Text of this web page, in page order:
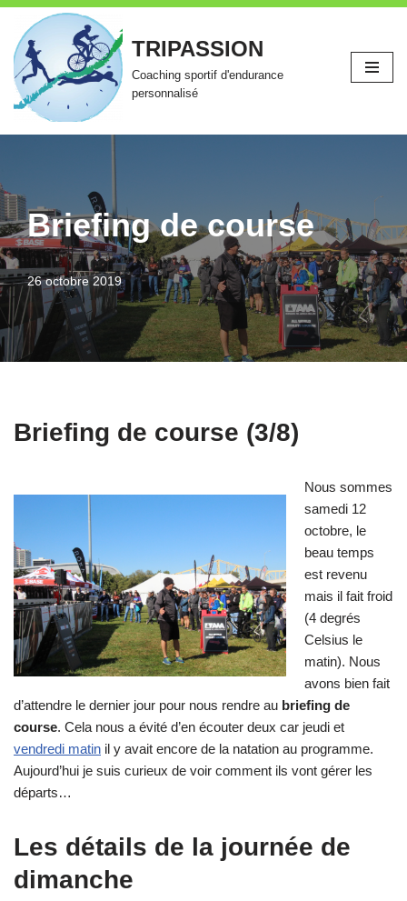
Aller
au
contenu
TRIPASSION
Coaching sportif d'endurance
personnalisé
Briefing de course
26 octobre 2019
Briefing de course (3/8)
Nous sommes
samedi 12
octobre, le
beau temps
est revenu
mais il fait froid
(4 degrés
Celsius le
matin). Nous
avons bien fait
d’attendre le dernier jour pour nous rendre au briefing de
course. Cela nous a évité d’en écouter deux car jeudi et
vendredi matin il y avait encore de la natation au programme.
Aujourd’hui je suis curieux de voir comment ils vont gérer les
départs…
Les détails de la journée de
dimanche